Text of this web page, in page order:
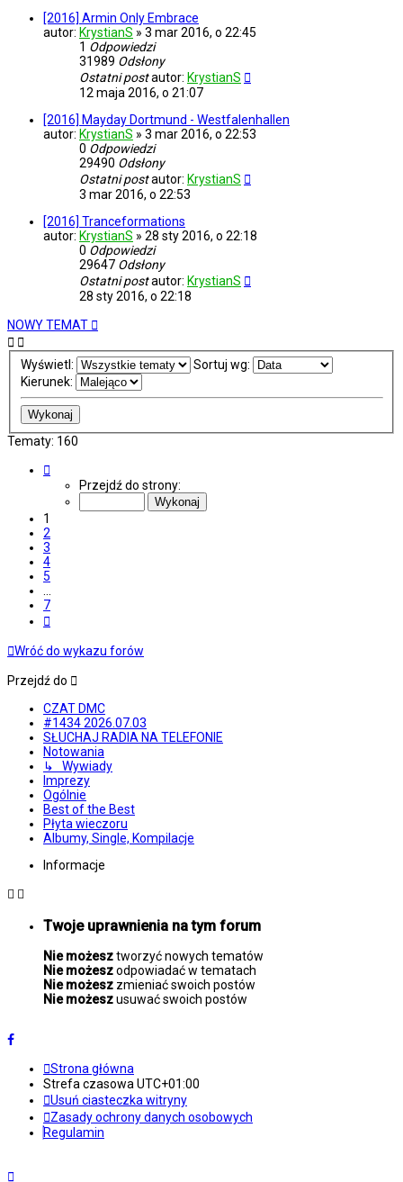
[2016] Armin Only Embrace
autor: KrystianS » 3 mar 2016, o 22:45
1 Odpowiedzi
31989 Odsłony
Ostatni postautor: KrystianS
12 maja 2016, o 21:07
[2016] Mayday Dortmund - Westfalenhallen
autor: KrystianS » 3 mar 2016, o 22:53
0 Odpowiedzi
29490 Odsłony
Ostatni postautor: KrystianS
3 mar 2016, o 22:53
[2016] Tranceformations
autor: KrystianS » 28 sty 2016, o 22:18
0 Odpowiedzi
29647 Odsłony
Ostatni postautor: KrystianS
28 sty 2016, o 22:18
NOWY TEMAT
Wyświetl:
Sortuj wg:
Kierunek:
Tematy: 160
Przejdź do strony:
1
2
3
4
5
7
Wróć do wykazu forów
Przejdź do
CZAT DMC
#1434 2026.07.03
SŁUCHAJ RADIA NA TELEFONIE
Notowania
↳ Wywiady
Imprezy
Ogólnie
Best of the Best
Płyta wieczoru
Albumy, Single, Kompilacje
Informacje
Twoje uprawnienia na tym forum
Nie możesztworzyć nowych tematów
Nie możeszodpowiadać w tematach
Nie możesz zmieniać swoich postów
Nie możeszusuwać swoich postów
Strona główna
Strefa czasowa UTC+01:00
Usuń ciasteczka witryny
Zasady ochrony danych osobowych
Regulamin